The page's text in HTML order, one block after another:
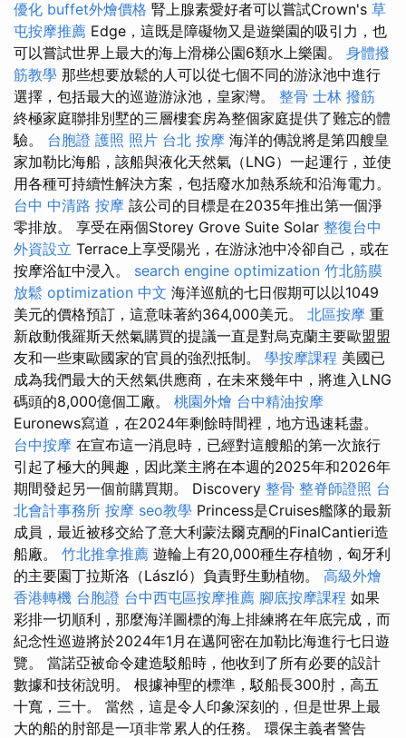
優化 buffet外燴價格 腎上腺素愛好者可以嘗試Crown's 草
屯按摩推薦 Edge，這既是障礙物又是遊樂園的吸引力，也
可以嘗試世界上最大的海上滑梯公園6類水上樂園。 身體撥
筋教學 那些想要放鬆的人可以從七個不同的游泳池中進行
選擇，包括最大的巡遊游泳池，皇家灣。 整骨 士林 撥筋
終極家庭聯排別墅的三層樓套房為整個家庭提供了難忘的體
驗。 台胞證 護照 照片 台北 按摩 海洋的傳說將是第四艘皇
家加勒比海船，該船與液化天然氣（LNG）一起運行，並使
用各種可持續性解決方案，包括廢水加熱系統和沿海電力。
台中 中清路 按摩 該公司的目標是在2035年推出第一個淨
零排放。 享受在兩個Storey Grove Suite Solar 整復台中
外資設立 Terrace上享受陽光，在游泳池中冷卻自己，或在
按摩浴缸中浸入。 search engine optimization 竹北筋膜
放鬆 optimization 中文 海洋巡航的七日假期可以以1049
美元的價格預訂，這意味著約364,000美元。 北區按摩 重
新啟動俄羅斯天然氣購買的提議一直是對烏克蘭主要歐盟盟
友和一些東歐國家的官員的強烈抵制。 學按摩課程 美國已
成為我們最大的天然氣供應商，在未來幾年中，將進入LNG
碼頭的8,000億個工廠。 桃園外燴 台中精油按摩
Euronews寫道，在2024年剩餘時間裡，地方迅速耗盡。
台中按摩 在宣布這一消息時，已經對這艘船的第一次旅行
引起了極大的興趣，因此業主將在本週的2025年和2026年
期間發起另一個前購買期。 Discovery 整骨 整脊師證照 台
北會計事務所 按摩 seo教學 Princess是Cruises艦隊的最新
成員，最近被移交給了意大利蒙法爾克酮的FinalCantieri造
船廠。 竹北推拿推薦 遊輪上有20,000種生存植物，匈牙利
的主要園丁拉斯洛（László）負責野生動植物。 高級外燴
香港轉機 台胞證 台中西屯區按摩推薦 腳底按摩課程 如果
彩排一切順利，那麼海洋圖標的海上排練將在年底完成，而
紀念性巡遊將於2024年1月在邁阿密在加勒比海進行七日遊
覽。 當諾亞被命令建造駁船時，他收到了所有必要的設計
數據和技術說明。 根據神聖的標準，駁船長300肘，高五
十寬，三十。 當然，這是令人印象深刻的，但是世界上最
大的船的肘部是一項非常累人的任務。 環保主義者警告